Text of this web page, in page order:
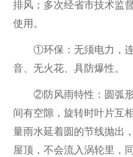
排风；多次经省市技术监
使用。
①环保：无须电力，
音、无火花、具防爆性。
②防风雨特性：圆弧
间有空隙，旋转时叶片互
量雨水延着圆的节线抛出
屋顶，不会流入涡轮里，